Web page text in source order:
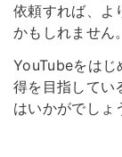
依頼すれば、よ
かもしれません。
YouTubeをはじ
得を目指してい
はいかがでしょ